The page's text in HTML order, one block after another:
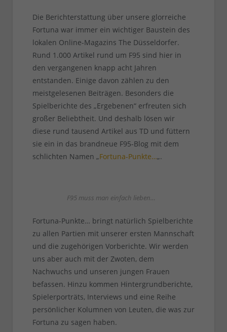
Die Berichterstattung über unsere glorreiche
Fortuna war immer ein wichtiger Baustein des
lokalen Online-Magazins The Düsseldorfer.
Rund 1.000 Artikel rund um F95 sind hier in
den vergangenen knapp acht Jahren
entstanden. Einige davon zählen zu den
meistgelesenen Beiträgen. Besonders die
Spielberichte des „Ergebenen“ erfreuten sich
großer Beliebtheit. Und deshalb lösen wir
diese rund tausend Artikel aus TD und füttern
sie ein in das brandneue F95-Blog mit dem
schlichten Namen „Fortuna-Punkte…„.
F95 muss man einfach lieben…
Fortuna-Punkte… bringt natürlich Spielberichte
zu allen Partien mit unserer ersten Mannschaft
und die zugehörigen Vorberichte. Wir werden
uns aber auch mit der Zwoten, dem
Nachwuchs und unseren jungen Frauen
befassen. Hinzu kommen Hintergrundberichte,
Spielerporträts, Interviews und eine Reihe
persönlicher Kolumnen von Leuten, die was zur
Fortuna zu sagen haben.